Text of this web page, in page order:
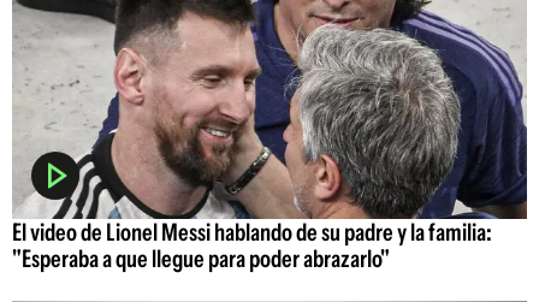
El video de Lionel Messi hablando de su padre y la familia:
"Esperaba a que llegue para poder abrazarlo"